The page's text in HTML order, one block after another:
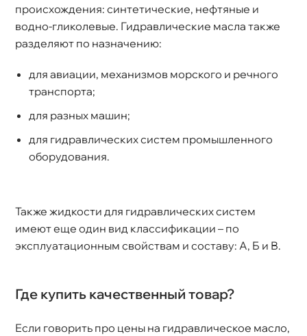
происхождения: синтетические, нефтяные и
одно-гликолевые. Гидравлические масла также
разделяют по назначению:
для авиации, механизмов морского и речного
транспорта;
для разных машин;
для гидравлических систем промышленного
оборудования.
Также жидкости для гидравлических систем
имеют еще один вид классификации – по
эксплуатационным свойствам и составу: А, Б и В.
Где купить качественный товар?
Если говорить про цены на гидравлическое масло,